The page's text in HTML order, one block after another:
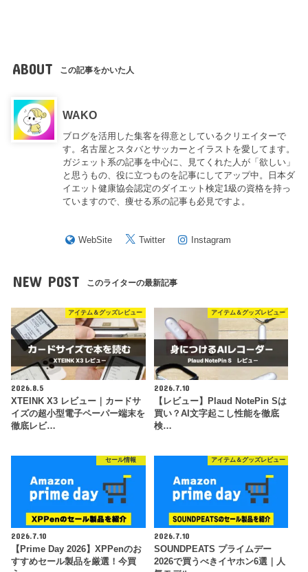
ABOUT この記事をかいた人
WAKO
ブログを活用した集客を得意としているクリエイターで
す。名古屋とスタバとサッカーとイラストを愛してます。
ガジェット系の記事を中心に、見てくれた人が「欲しい」
と思うもの、役に立つものを記事にしてアップ中。日本ダ
イエット健康協会認定のダイエット検定1級の資格を持っ
ていますので、痩せる系の記事も必見ですよ。
WebSite Twitter Instagram
NEW POST このライターの最新記事
アイテム＆グッズレビュー
2026.8.5
XTEINK X3 レビュー｜カードサ
イズの超小型電子ペーパー端末を
徹底レビ…
アイテム＆グッズレビュー
2026.7.10
【レビュー】Plaud NotePin Sは
買い？AI文字起こし性能を徹底
検…
セール情報
2026.7.10
【Prime Day 2026】XPPenのお
すすめセール製品を厳選！今買
アイテム＆グッズレビュー
2026.7.10
SOUNDPEATS プライムデー
2026で買うべきイヤホン6選｜人